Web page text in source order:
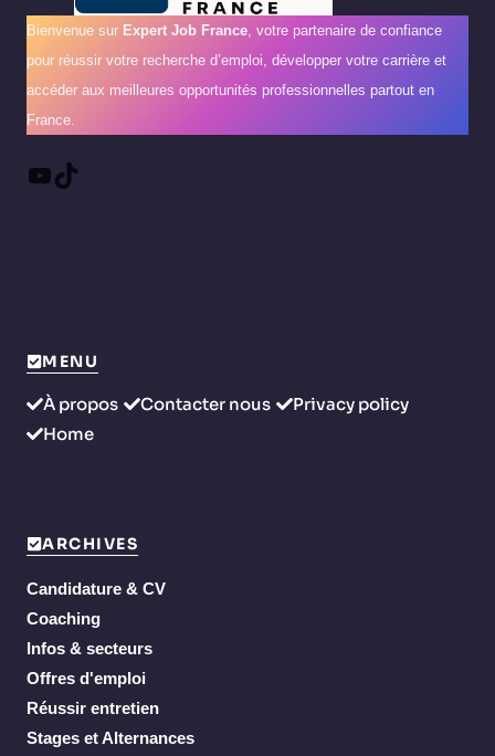
Bienvenue sur Expert Job France , votre partenaire de confiance
pour réussir votre recherche d’emploi, développer votre carrière et
accéder aux meilleures opportunités professionnelles partout en
France.
YouTube
TikTok
MENU
À propos Contacter nous
Privacy policy
Home
ARCHIVES
Candidature & CV
Coaching
Infos & secteurs
Offres d'emploi
Réussir entretien
Stages et Alternances